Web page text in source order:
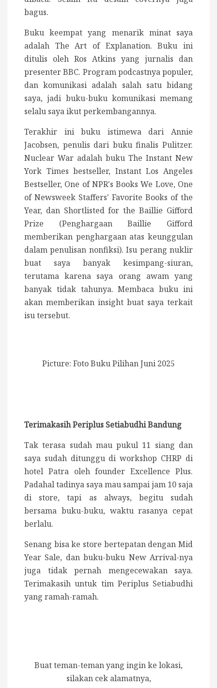
bagus.
Buku keempat yang menarik minat saya
adalah The Art of Explanation. Buku ini
ditulis oleh Ros Atkins yang jurnalis dan
presenter BBC. Program podcastnya populer,
dan komunikasi adalah salah satu bidang
saya, jadi buku-buku komunikasi memang
selalu saya ikut perkembangannya.
Terakhir ini buku istimewa dari Annie
Jacobsen, penulis dari buku finalis Pulitzer.
Nuclear War adalah buku The Instant New
York Times bestseller, Instant Los Angeles
Bestseller, One of NPR's Books We Love, One
of Newsweek Staffers' Favorite Books of the
Year, dan Shortlisted for the Baillie Gifford
Prize (Penghargaan Baillie Gifford
memberikan penghargaan atas keunggulan
dalam penulisan nonfiksi). Isu perang nuklir
buat saya banyak kesimpang-siuran,
terutama karena saya orang awam yang
banyak tidak tahunya. Membaca buku ini
akan memberikan insight buat saya terkait
isu tersebut.
Picture: Foto Buku Pilihan Juni 2025
Terimakasih Periplus Setiabudhi Bandung
Tak terasa sudah mau pukul 11 siang dan
saya sudah ditunggu di workshop CHRP di
hotel Patra oleh founder Excellence Plus.
Padahal tadinya saya mau sampai jam 10 saja
di store, tapi as always, begitu sudah
bersama buku-buku, waktu rasanya cepat
berlalu.
Senang bisa ke store bertepatan dengan Mid
Year Sale, dan buku-buku New Arrival-nya
juga tidak pernah mengecewakan saya.
Terimakasih untuk tim Periplus Setiabudhi
yang ramah-ramah.
Buat teman-teman yang ingin ke lokasi,
silakan cek alamatnya,